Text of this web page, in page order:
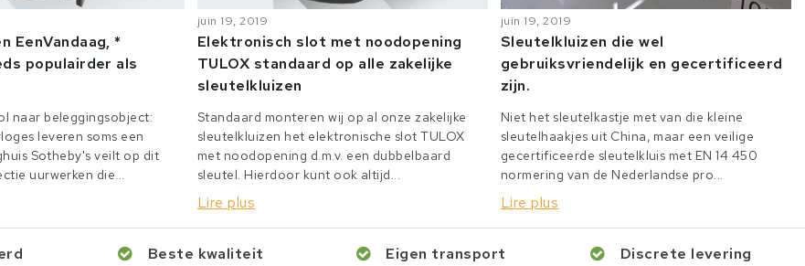
EenVandaag, *
populairder als
naar beleggingsobject:
leveren soms een
Sotheby's veilt op dit
uurwerken die...
juin 19, 2019
Elektronisch slot met noodopening
TULOX standaard op alle zakelijke
sleutelkluizen
Standaard monteren wij op al onze zakelijke
sleutelkluizen het elektronische slot TULOX
met noodopening d.m.v. een dubbelbaard
sleutel. Hierdoor kunt ook altijd...
Lire plus
juin 19, 2019
Sleutelkluizen die wel
gebruiksvriendelijk en gecertificeerd
zijn.
Niet het sleutelkastje met van die kleine
sleutelhaakjes uit China, maar een veilige
gecertificeerde sleutelkluis met EN 14 450
normering van de Nederlandse pro...
Lire plus
Beste kwaliteit Eigen transport Discrete levering